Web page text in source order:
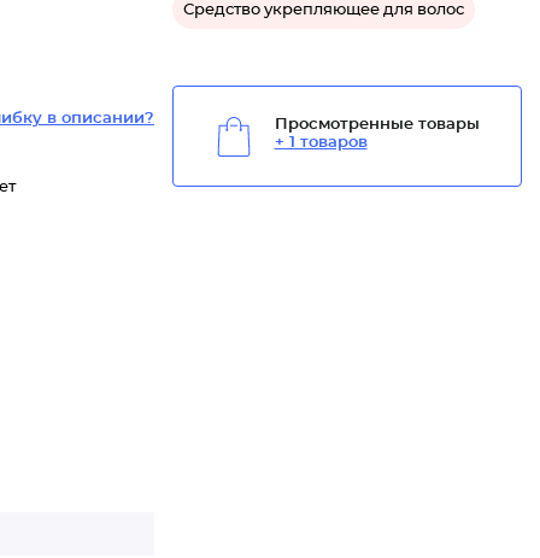
в описании?
Средство укрепляющее для волос
Просмотренные товары
+ 1 товаров